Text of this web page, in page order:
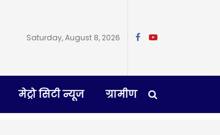
Saturday, August 8, 2026
मेट्रो सिटी न्यूज ग्रामीण